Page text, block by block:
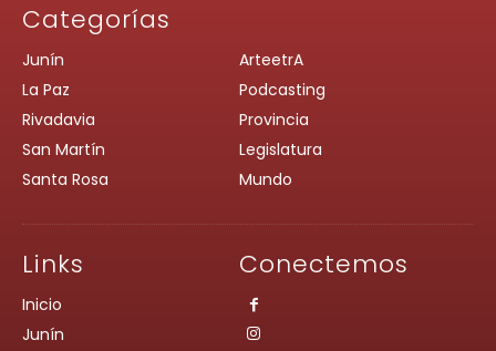
Categorías
Junín
La Paz
Rivadavia
San Martín
Santa Rosa
ArteetrA
Podcasting
Provincia
Legislatura
Mundo
Links
Inicio
Junín
Conectemos